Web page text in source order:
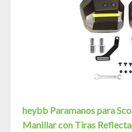
heybb Paramanos para
Manillar con Tiras